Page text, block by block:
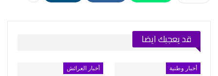
قد يعجبك ايضا
أخبار وطنية أخبار العرائش